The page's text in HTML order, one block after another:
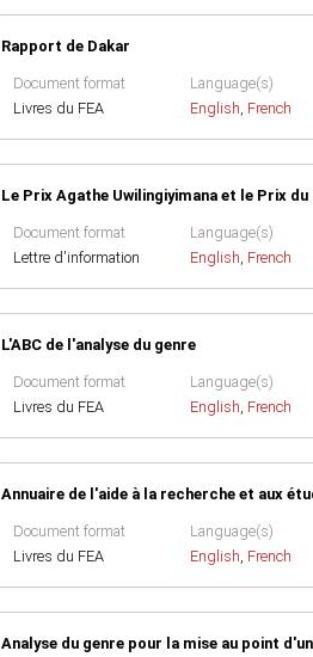
Rapport de Dakar
Document format
Livres du FEA
Language(s)
English, French
Le Prix Agathe Uwilingiyimana et le Prix
Document format
Lettre d'information
Language(s)
English, French
L'ABC de l'analyse du genre
Document format
Livres du FEA
Language(s)
English, French
Annuaire de l'aide à la recherche et aux
Document format
Livres du FEA
Language(s)
English, French
Analyse du genre pour la mise au point